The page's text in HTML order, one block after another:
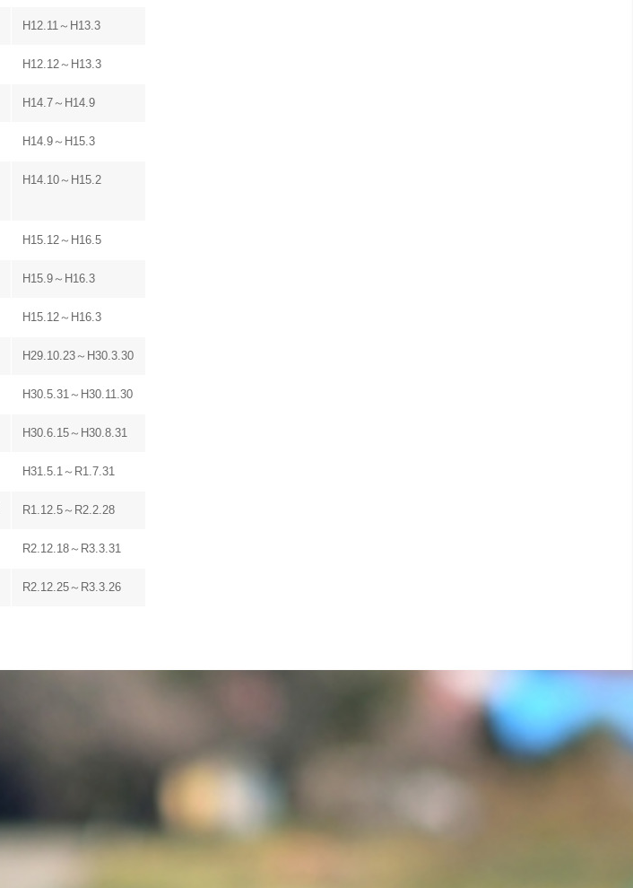
H12.11～H13.3
H12.12～H13.3
H14.7～H14.9
H14.9～H15.3
H14.10～H15.2
H15.12～H16.5
H15.9～H16.3
H15.12～H16.3
H29.10.23～H30.3.30
H30.5.31～H30.11.30
H30.6.15～H30.8.31
H31.5.1～R1.7.31
R1.12.5～R2.2.28
R2.12.18～R3.3.31
R2.12.25～R3.3.26